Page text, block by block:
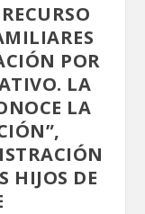
POR
LA
LA
HIJOS DE